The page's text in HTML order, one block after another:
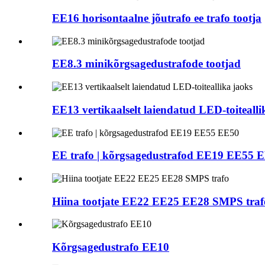
EE16 horisontaalne jõutrafo ee trafo tootja
EE8.3 minikõrgsagedustrafode tootjad
EE13 vertikaalselt laiendatud LED-
EE trafo | kõrgsagedustrafod EE19 EE55
Hiina tootjate EE22 EE25 EE28 SMPS
Kõrgsagedustrafo EE10